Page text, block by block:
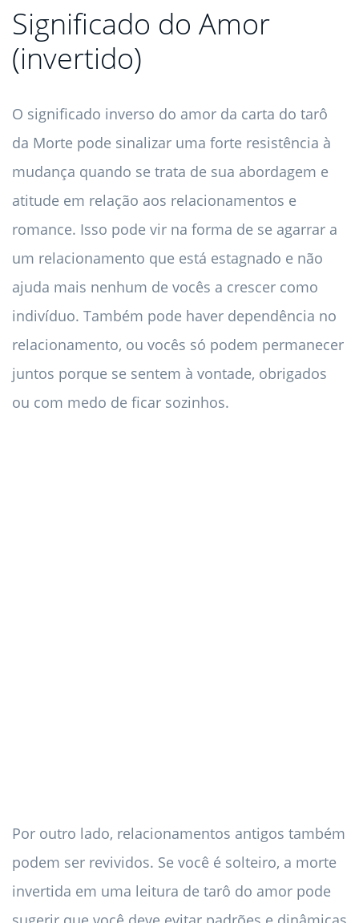
Significado do Amor
(invertido)
O significado inverso do amor da carta do tarô
da Morte pode sinalizar uma forte resistência à
mudança quando se trata de sua abordagem e
atitude em relação aos relacionamentos e
romance. Isso pode vir na forma de se agarrar a
um relacionamento que está estagnado e não
ajuda mais nenhum de vocês a crescer como
indivíduo. Também pode haver dependência no
relacionamento, ou vocês só podem permanecer
juntos porque se sentem à vontade, obrigados
ou com medo de ficar sozinhos.
Por outro lado, relacionamentos antigos também
podem ser revividos. Se você é solteiro, a morte
invertida em uma leitura de tarô do amor pode